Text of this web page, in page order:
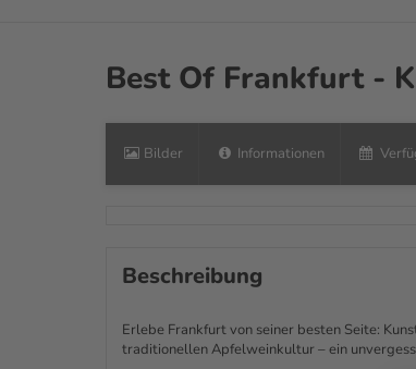
Best Of Frankfurt -
Bilder Informationen
Beschreibung
Erlebe Frankfurt von seiner besten Seite:
traditionellen Apfelweinkultur – ein